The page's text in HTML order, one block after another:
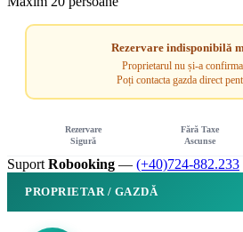
Rezervare indisponibilă
Proprietarul nu și-a
Poți contacta gazda direct
Rezervare
Sigură
Fără Taxe
Ascunse
Suport Robooking — (+40)724-882.233
PROPRIETAR / GAZDĂ